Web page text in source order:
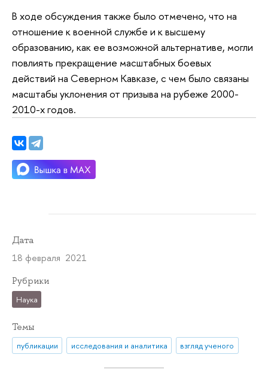
В ходе обсуждения также было отмечено, что на
отношение к военной службе и к высшему
образованию, как ее возможной альтернативе, могли
повлиять прекращение масштабных боевых
действий на Северном Кавказе, с чем было связаны
масштабы уклонения от призыва на рубеже 2000-
2010-х годов.
Дата
18 февраля 2021
Рубрики
Наука
Темы
публикации исследования и аналитика взгляд ученого